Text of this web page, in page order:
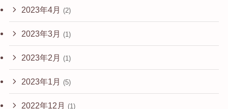
2023年4月 (2)
2023年3月 (1)
2023年2月 (1)
2023年1月 (5)
2022年12月 (1)